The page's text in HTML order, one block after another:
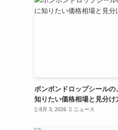
ボンボンドロップシール
知りたい価格相場と見分け
8月 3, 2026 ニュース